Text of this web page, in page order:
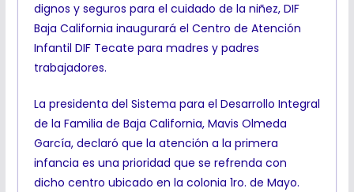
dignos y seguros para el cuidado de la niñez, DIF
Baja California inaugurará el Centro de Atención
Infantil DIF Tecate para madres y padres
trabajadores.
La presidenta del Sistema para el Desarrollo Integral
de la Familia de Baja California, Mavis Olmeda
García, declaró que la atención a la primera
infancia es una prioridad que se refrenda con
dicho centro ubicado en la colonia 1ro. de Mayo.